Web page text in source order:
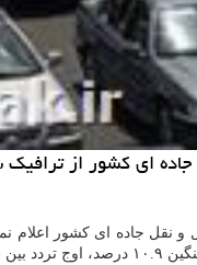
ای كشور از